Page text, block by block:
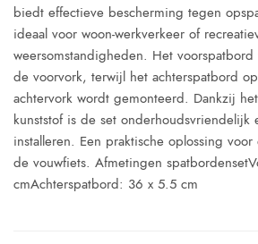
biedt effectieve bescherming tegen
ideaal voor woon-werkverkeer of
weersomstandigheden. Het
de voorvork, terwijl het achterspatbord
achtervork wordt gemonteerd. Dankzij
kunststof is de set onderhoudsvriendelijk
installeren. Een praktische oplossing
de vouwfiets. Afmetingen
cmAchterspatbord: 36 x 5.5 cm